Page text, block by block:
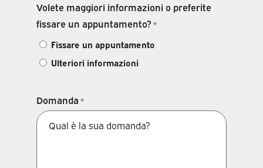
Volete maggiori informazioni o preferite
fissare un appuntamento? *
Fissare un appuntamento
Ulteriori informazioni
Domanda *